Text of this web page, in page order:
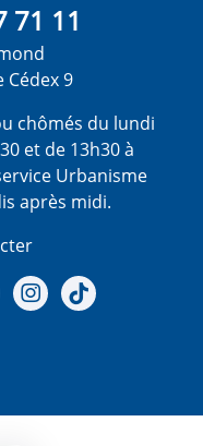
71 11
Cédex 9
chômés du lundi
et de 13h30 à
Urbanisme
après midi.
chaine Youtube
Notre Gallerie sur Flickr
Notre Instagram